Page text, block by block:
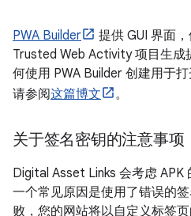
PWA Builder
提供 GUI 界面
Trusted Web Activity 项目生成
何使用 PWA Builder 创建用于
请参阅这篇博文 。
关于签名密钥的注意事项
Digital Asset Links 会考虑 APK
一个常见原因是使用了错误的
败，您的网站将以自定义标签